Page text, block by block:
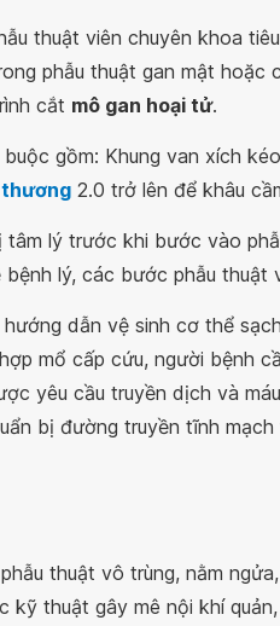
thuật viên chuyên khoa
phẫu thuật gan mật hoặc
cắt mô gan hoại tử.
gồm: Khung van xích
2.0 trở lên để khâu
tâm lý trước khi bước vào
lý, các bước phẫu thuật
dẫn vệ sinh cơ thể
mổ cấp cứu, người bệnh
yêu cầu truyền dịch và
bị đường truyền tĩnh mạch
thuật vô trùng, nằm
kỹ thuật gây mê nội khí